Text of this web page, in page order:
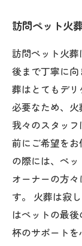
訪問ペット火
訪問ペット火
後まで丁寧に
葬はとてもデ
必要なため、火
我々のスタッ
前にご希望を
の際には、ペ
オーナーの方
す。 火葬は寂
はペットの最
杯のサポート